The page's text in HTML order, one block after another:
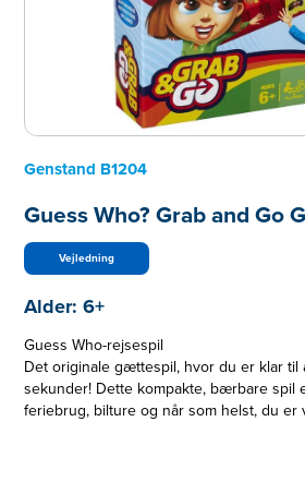
Genstand B1204
Guess Who? Grab and Go
Vejledning
Alder: 6+
Guess Who-rejsespil
Det originale gættespil, hvor du er klar til
sekunder! Dette kompakte, bærbare spil
feriebrug, bilture og når som helst, du er